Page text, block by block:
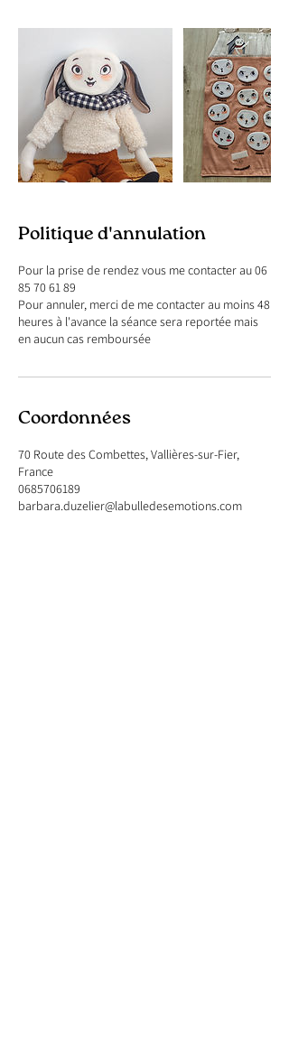
Politique d'annulation
Pour la prise de rendez vous me contacter au 06
85 70 61 89
Pour annuler, merci de me contacter au moins 48
heures à l'avance la séance sera reportée mais
en aucun cas remboursée
Coordonnées
70 Route des Combettes, Vallières-sur-Fier,
France
0685706189
barbara.duzelier@labulledesemotions.com